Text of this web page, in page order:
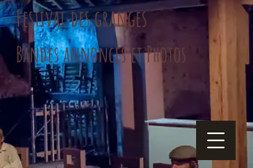
Festival des granges
Bandes annonces et Photos